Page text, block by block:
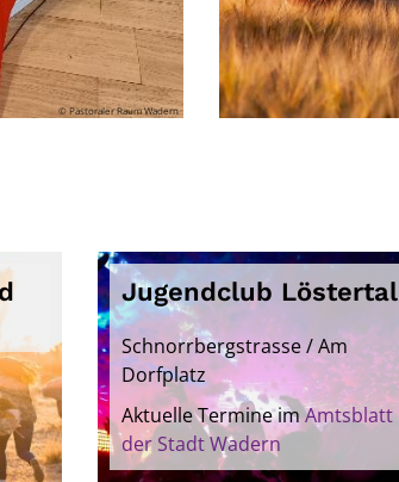
© Pastoraler Raum Wadern
Jugendclub Löstertal
Schnorrbergstrasse / Am
Dorfplatz
Aktuelle Termine imAmtsblatt
der Stadt Wadern